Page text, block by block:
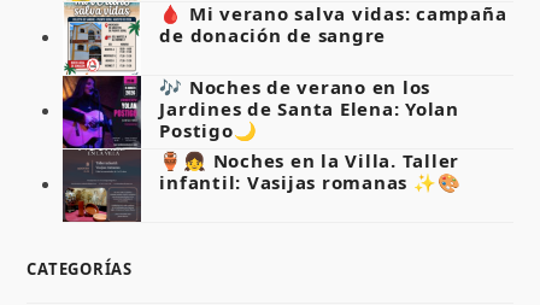
🩸 Mi verano salva vidas: campaña
de donación de sangre
🎶 Noches de verano en los
Jardines de Santa Elena: Yolan
Postigo🌙
🏺👧 Noches en la Villa. Taller
infantil: Vasijas romanas ✨🎨
CATEGORÍAS